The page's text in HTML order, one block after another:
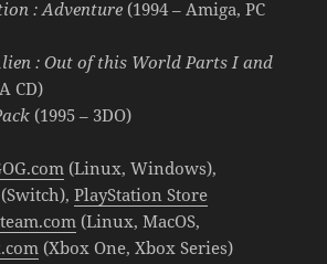
: Adventure (1994 – Amiga, PC
: Out of this World Parts I and
CD)
(1995 – 3DO)
(Linux, Windows),
(Switch),PlayStation Store
(Linux, MacOS,
(Xbox One, Xbox Series)